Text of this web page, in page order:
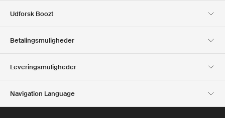
Club Boozt
Udforsk Boozt
Presse & udmærkelser
Betalingsmuligheder
Leveringsmuligheder
Navigation Language